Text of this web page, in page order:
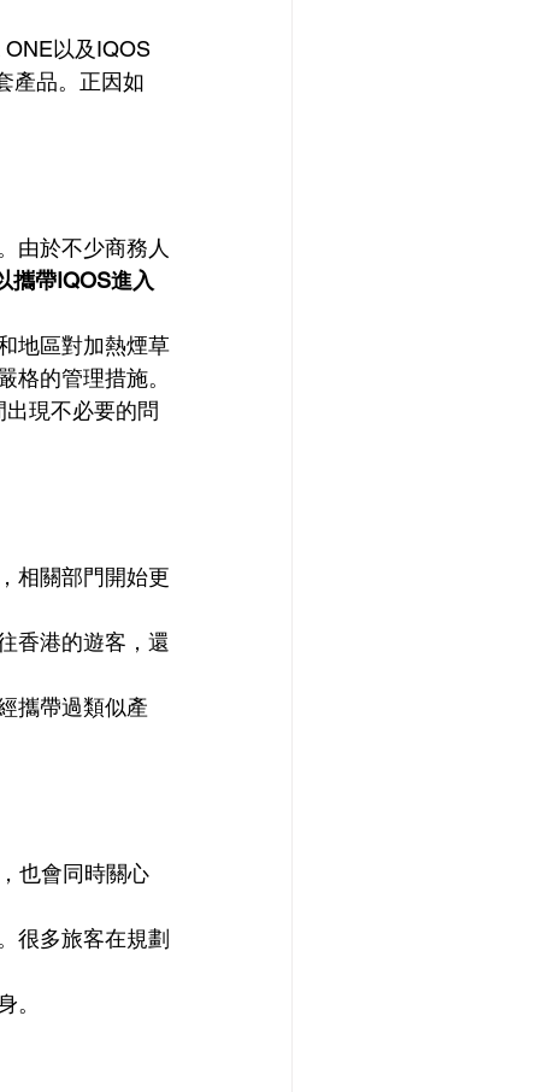
以及IQOS
產品。正因如
由於不少商務人
攜帶IQOS進入
地區對加熱煙草
格的管理措施。
現不必要的問
相關部門開始更
香港的遊客，還
攜帶過類似產
也會同時關心
很多旅客在規劃
。